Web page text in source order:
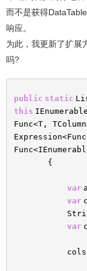
而不是获得
响应。
为此，我更新了扩展
吗?
public static
this
Func<T,
{
var
var
var